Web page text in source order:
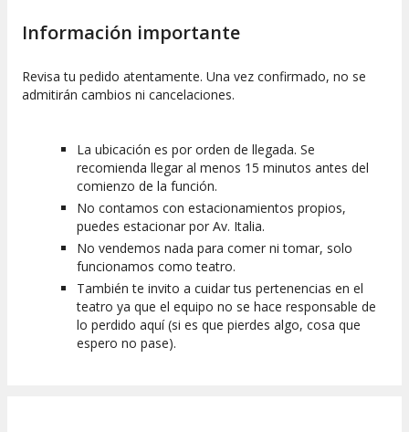
Información importante
Revisa tu pedido atentamente. Una vez confirmado, no se
admitirán cambios ni cancelaciones.
La ubicación es por orden de llegada. Se
recomienda llegar al menos 15 minutos antes del
comienzo de la función.
No contamos con estacionamientos propios,
puedes estacionar por Av. Italia.
No vendemos nada para comer ni tomar, solo
funcionamos como teatro.
También te invito a cuidar tus pertenencias en el
teatro ya que el equipo no se hace responsable de
lo perdido aquí (si es que pierdes algo, cosa que
espero no pase).